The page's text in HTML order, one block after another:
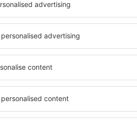
podle
komfortně
i levné
v
okresech
a dalším
in Sevierville si
jednotlivce,
možnost
penzionech –
Sevierville.
veřejná
Všechno